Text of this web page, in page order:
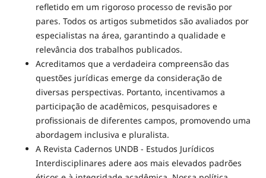
refletido em um rigoroso processo de revisão por
pares. Todos os artigos submetidos são avaliados por
especialistas na área, garantindo a qualidade e
relevância dos trabalhos publicados.
Acreditamos que a verdadeira compreensão das
questões jurídicas emerge da consideração de
diversas perspectivas. Portanto, incentivamos a
participação de acadêmicos, pesquisadores e
profissionais de diferentes campos, promovendo uma
abordagem inclusiva e pluralista.
A Revista Cadernos UNDB - Estudos Jurídicos
Interdisciplinares adere aos mais elevados padrões